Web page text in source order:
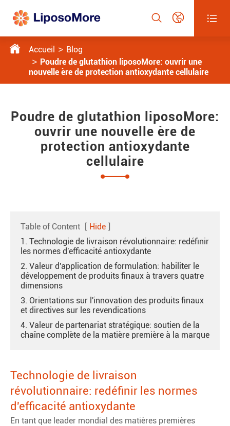
  
 Accueil
Blog
Poudre de glutathion liposoMore: ouvrir une
nouvelle ère de protection antioxydante cellulaire
Poudre de glutathion liposoMore:
ouvrir une nouvelle ère de
protection antioxydante
cellulaire
Table of Content [ Hide ]
1. Technologie de livraison révolutionnaire: redéfinir
les normes d'efficacité antioxydante
2. Valeur d'application de formulation: habiliter le
développement de produits finaux à travers quatre
dimensions
3. Orientations sur l'innovation des produits finaux
et directives sur les revendications
4. Valeur de partenariat stratégique: soutien de la
chaîne complète de la matière première à la marque
Technologie de livraison
révolutionnaire: redéfinir les normes
d'efficacité antioxydante
En tant que leader mondial des matières premières